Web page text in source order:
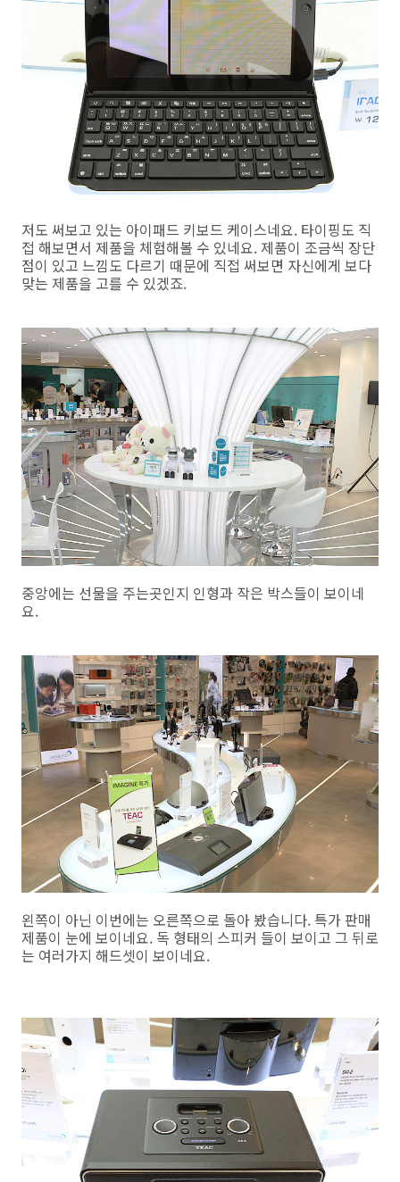
저도 써보고 있는 아이패드 키보드 케이스네요. 타이핑도 직
접 해보면서 제품을 체험해볼 수 있네요. 제품이 조금씩 장단
점이 있고 느낌도 다르기 때문에 직접 써보면 자신에게 보다
맞는 제품을 고를 수 있겠죠.
중앙에는 선물을 주는곳인지 인형과 작은 박스들이 보이네
요.
왼쪽이 아닌 이번에는 오른쪽으로 돌아 봤습니다. 특가 판매
제품이 눈에 보이네요. 독 형태의 스피커 들이 보이고 그 뒤로
는 여러가지 해드셋이 보이네요.